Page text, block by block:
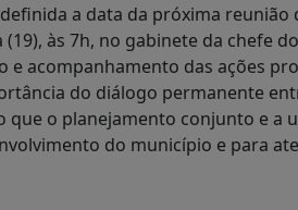
a data da próxima reunião
às 7h, no gabinete da chefe
e acompanhamento das ações
do diálogo permanente
que o planejamento conjunto e a
do município e para